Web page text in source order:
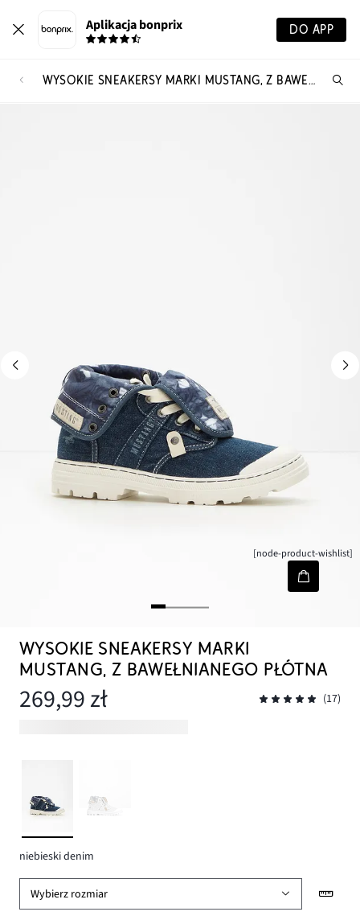
Aplikacja bonprix DO APP
WYSOKIE SNEAKERSY MARKI MUSTANG, Z BAWEŁNIANEGO PŁÓTNA
[node-product-wishlist]
WYSOKIE SNEAKERSY MARKI
MUSTANG, Z BAWEŁNIANEGO PŁÓTNA
269,99 zł (17)
niebieski denim
Wybierz rozmiar